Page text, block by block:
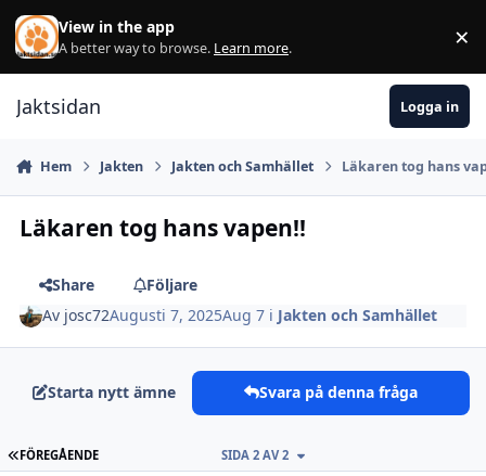
Hoppa till innehåll
View in the app
A better way to browse. Learn more. ×
Jaktsidan Logga in
Hem Jakten Jakten och Samhället Läkaren tog hans
Läkaren tog hans vapen!!
Share
Följare
Av josc72Augusti 7, 2025Aug 7 i Jakten och Samhället
Starta nytt ämne Svara på denna fråga
FÖRSTA SIDAN
FÖREGÅENDE SIDA 2 AV 2